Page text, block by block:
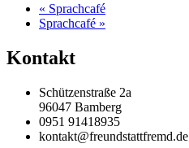
« Sprachcafé
Sprachcafé »
Kontakt
Schützenstraße 2a
96047 Bamberg
0951 91418935
kontakt@freundstattfremd.de